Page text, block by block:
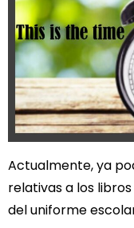
Actualmente, ya
relativas a los
del uniforme